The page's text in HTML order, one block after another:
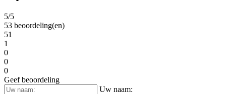
5/5
53 beoordeling(en)
51
1
0
0
0
Geef beoordeling
Uw naam: